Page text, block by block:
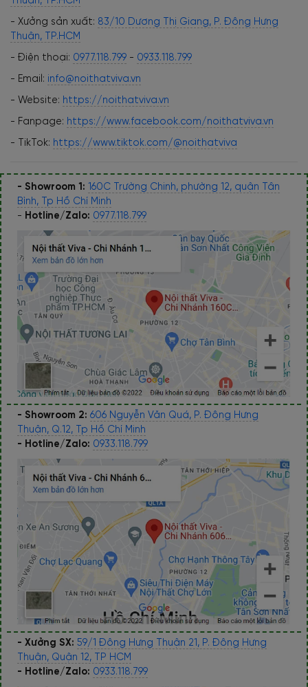
- Xưởng sản xuất: 83/10 Dương Thị Giang, P. Đông Hưng
Thuận, TP.HCM
- Điện thoại: 0977.118.799 - 0933.118.799
- Email: info@noithatviva.vn
- Website: https://noithatviva.vn
- Fanpage: https://www.facebook.com/noithatviva.vn
- TikTok: https://www.tiktok.com/@noithatviva
- Showroom 1: 160C Trường Chinh, phường 12, quận Tân
Bình, Tp Hồ Chí Minh
- Hotline/Zalo: 0977.118.799
- Showroom 2: 606 Nguyễn Văn Quá, P. Đông Hưng
Thuận, Q.12, Tp Hồ Chí Minh
- Hotline/Zalo: 0933.118.799
- Xưởng SX: 59/1 Đông Hưng Thuận 21, P. Đông Hưng
Thuận, Quận 12, TP HCM
- Hotline/Zalo: 0933.118.799